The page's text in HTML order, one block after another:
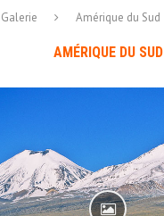
Galerie Amérique du Sud
AMÉRIQUE DU SUD